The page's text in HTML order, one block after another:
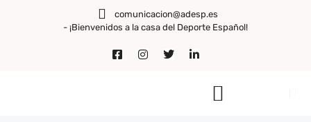
comunicacion@adesp.es
- ¡Bienvenidos a la casa del Deporte Español!